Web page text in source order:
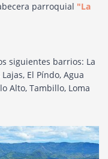
parroquial "La
siguientes barrios: La
El Píndo, Agua
Alto, Tambillo, Loma